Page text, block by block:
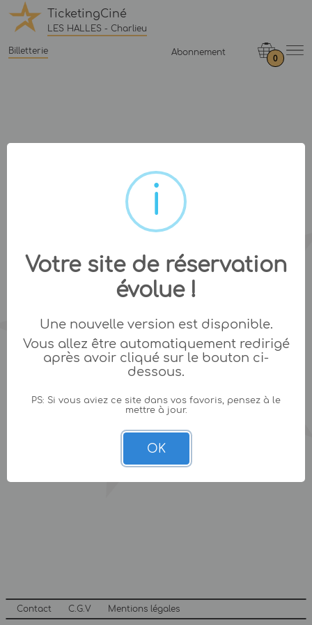
TicketingCiné
LES HALLES - Charlieu
Billetterie Abonnement
0
Contact C.G.V Mentions légales
Votre site de réservation
évolue !
Une nouvelle version est disponible.
Vous allez être automatiquement redirigé
après avoir cliqué sur le bouton ci-
dessous.
PS: Si vous aviez ce site dans vos favoris, pensez à le
mettre à jour.
OK